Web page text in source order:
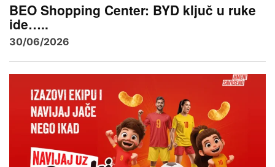
BEO Shopping Center: BYD ključ u ruke
ide…..
30/06/2026